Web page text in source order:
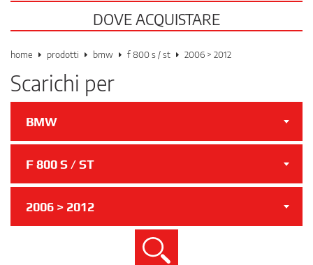
DOVE ACQUISTARE
home prodotti bmw f 800 s / st 2006 > 2012
Scarichi per
BMW
F 800 S / ST
2006 > 2012
Cerca